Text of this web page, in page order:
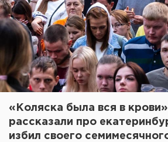
«Коляска была вся в
рассказали про
избил своего